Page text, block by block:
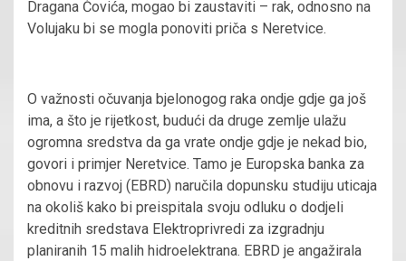
Dragana Čovića, mogao bi zaustaviti – rak, odnosno na
Volujaku bi se mogla ponoviti priča s Neretvice.
O važnosti očuvanja bjelonogog raka ondje gdje ga još
ima, a što je rijetkost, budući da druge zemlje ulažu
ogromna sredstva da ga vrate ondje gdje je nekad bio,
govori i primjer Neretvice. Tamo je Europska banka za
obnovu i razvoj (EBRD) naručila dopunsku studiju uticaja
na okoliš kako bi preispitala svoju odluku o dodjeli
kreditnih sredstava Elektroprivredi za izgradnju
planiranih 15 malih hidroelektrana. EBRD je angažirala